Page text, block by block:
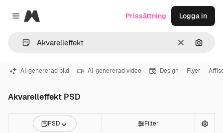
Close menu
Magnific
RensaSök
Prissättning Logga in
AI-genererad bild AI-genererad video Design Flyer
Akvarelleffekt PSD
PSD Filter